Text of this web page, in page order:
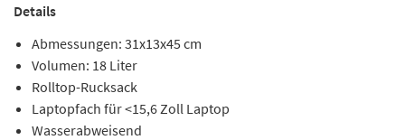
Details
Abmessungen: 31x13x45 cm
Volumen: 18 Liter
Rolltop-Rucksack
Laptopfach für <15,6 Zoll Laptop
Wasserabweisend